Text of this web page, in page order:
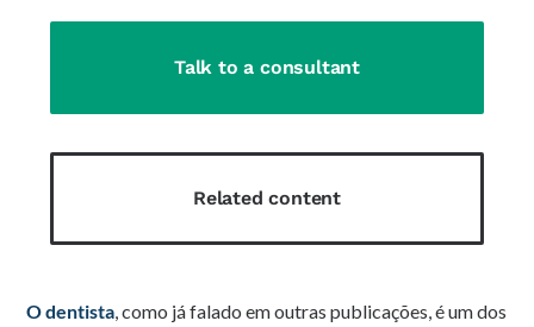
Talk to a consultant
Related content
O dentista, como já falado em outras publicações, é um dos